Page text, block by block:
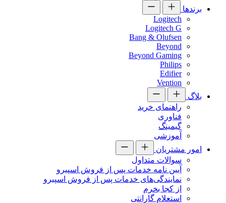
برندها
Logitech
Logitech G
Bang & Olufsen
Beyond
Beyond Gaming
Philips
Edifier
Vention
بلاگ
راهنمای خرید
فناوری
گیمینگ
آموزشی
امور مشتریان
سوالات متداول
آیین نامه خدمات پس از فروش اسپیرو
نمایندگی‌های خدمات پس از فروش اسپیرو
از کجا بخرم
استعلام گارانتی